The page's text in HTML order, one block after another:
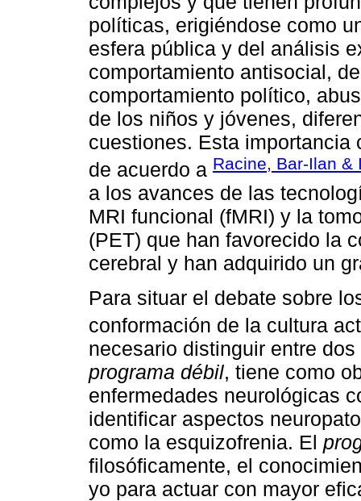
políticas, erigiéndose como
esfera pública y del análisis
comportamiento antisocial,
comportamiento político,
de los niños y jóvenes,
cuestiones. Esta importancia
de acuerdo a Racine, Bar-Ilan &
a los avances de las
MRI funcional (fMRI) y la
(PET) que han favorecido la
cerebral y han adquirido un
Para situar el debate sobre
conformación de la cultura
necesario distinguir entre
programa débil, tiene como
enfermedades neurológicas
identificar aspectos
como la esquizofrenia. El
filosóficamente, el
yo para actuar con mayor